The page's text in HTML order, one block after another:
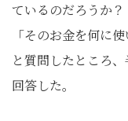
ているのだろうか？
「そのお金を何に
と質問したところ
回答した。